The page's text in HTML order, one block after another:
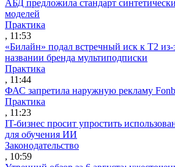
АБД предложила стандарт
моделей
Практика
, 11:53
«Билайн» подал встречный иск к Т2 из-
названии бренда мультиподписки
Практика
, 11:44
ФАС запретила наружную рекламу
Практика
, 11:23
IT-бизнес просит упростить
для обучения ИИ
Законодательство
, 10:59